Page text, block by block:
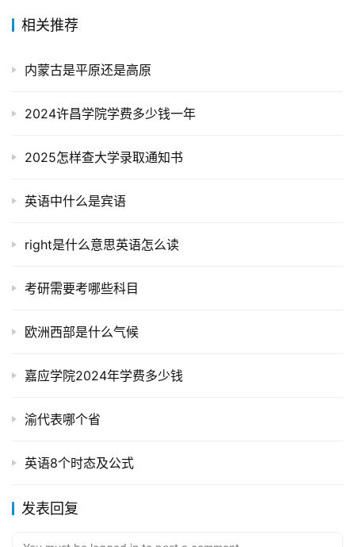
相关推荐
内蒙古是平原还是高原
2024许昌学院学费多少钱一年
2025怎样查大学录取通知书
英语中什么是宾语
right是什么意思英语怎么读
考研需要考哪些科目
欧洲西部是什么气候
嘉应学院2024年学费多少钱
渝代表哪个省
英语8个时态及公式
发表回复